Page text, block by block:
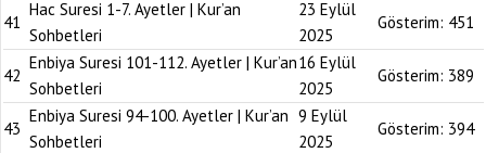
41
Hac Suresi 1-7. Ayetler | Kur’an
Sohbetleri
23 Eylül
2025
Gösterim: 451
42
Enbiya Suresi 101-112. Ayetler | Kur’an
Sohbetleri
16 Eylül
2025
Gösterim: 389
43
Enbiya Suresi 94-100. Ayetler | Kur’an
Sohbetleri
9 Eylül
2025
Gösterim: 394